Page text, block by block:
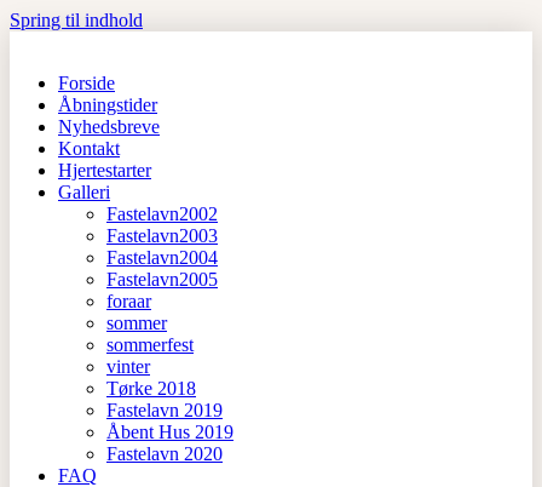
Spring til indhold
Forside
Åbningstider
Nyhedsbreve
Kontakt
Hjertestarter
Galleri
Fastelavn2002
Fastelavn2003
Fastelavn2004
Fastelavn2005
foraar
sommer
sommerfest
vinter
Tørke 2018
Fastelavn 2019
Åbent Hus 2019
Fastelavn 2020
FAQ